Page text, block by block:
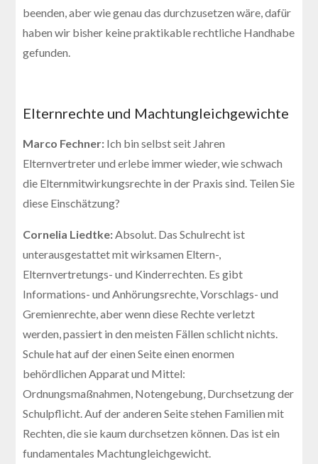
beenden, aber wie genau das durchzusetzen wäre, dafür
haben wir bisher keine praktikable rechtliche Handhabe
gefunden.
Elternrechte und Machtungleichgewichte
Marco Fechner: Ich bin selbst seit Jahren
Elternvertreter und erlebe immer wieder, wie schwach
die Elternmitwirkungsrechte in der Praxis sind. Teilen Sie
diese Einschätzung?
Cornelia Liedtke:Absolut. Das Schulrecht ist
unterausgestattet mit wirksamen Eltern-,
Elternvertretungs- und Kinderrechten. Es gibt
Informations- und Anhörungsrechte, Vorschlags- und
Gremienrechte, aber wenn diese Rechte verletzt
werden, passiert in den meisten Fällen schlicht nichts.
Schule hat auf der einen Seite einen enormen
behördlichen Apparat und Mittel:
Ordnungsmaßnahmen, Notengebung, Durchsetzung der
Schulpflicht. Auf der anderen Seite stehen Familien mit
Rechten, die sie kaum durchsetzen können. Das ist ein
fundamentales Machtungleichgewicht.